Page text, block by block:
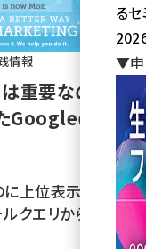
情報
重要なのか？
の「理
上位表示され
クエリから見え
る
▼申